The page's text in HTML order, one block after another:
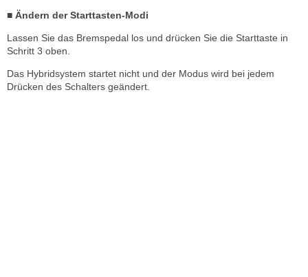
■ Ändern der Starttasten-Modi
Lassen Sie das Bremspedal los und drücken Sie die Starttaste in
Schritt 3 oben.
Das Hybridsystem startet nicht und der Modus wird bei jedem
Drücken des Schalters geändert.